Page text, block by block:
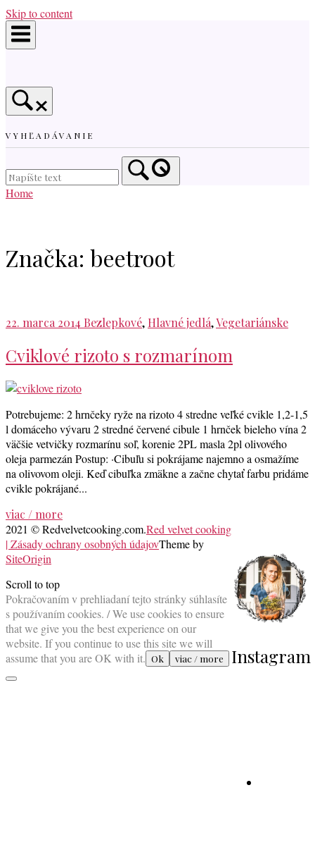
Skip to content
VYHĽADÁVANIE
Home
Značka: beetroot
22. marca 2014 Bezlepkové, Hlavné jedlá,Vegetariánske
Cviklové rizoto s rozmarínom
Potrebujeme: 2 hrnčeky ryže na rizoto 4 stredne veľké cvikle 1,2-1,5
l domáceho vývaru 2 stredné červené cibule 1 hrnček bieleho vína 2
väčšie vetvičky rozmarínu soľ, korenie 2PL masla 2pl olivového
oleja parmezán Postup: ·Cibuľu si pokrájame najemno a osmažíme
na olivovom oleji. Keď cibuľka zmäkne a začne chytať farbu pridáme
cvikle pokrájané...
viac / more
Instagram
2021 © Redvelvetcooking.com.Red velvet cooking
| Zásady ochrany osobných údajovTheme by
SiteOrigin
Scroll to top
Pokračovaním v prehliadaní tejto stránky súhlasíte
s používaním cookies. / We use cookies to ensure
that we give you the best experience on our
website. If you continue to use this site we will
assume that you are OK with it. Ok viac / more